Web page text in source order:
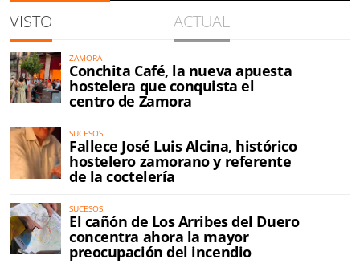
VISTO ACTUAL
ZAMORA
Conchita Café, la nueva apuesta
hostelera que conquista el
centro de Zamora
SUCESOS
Fallece José Luis Alcina, histórico
hostelero zamorano y referente
de la coctelería
SUCESOS
El cañón de Los Arribes del Duero
concentra ahora la mayor
preocupación del incendio